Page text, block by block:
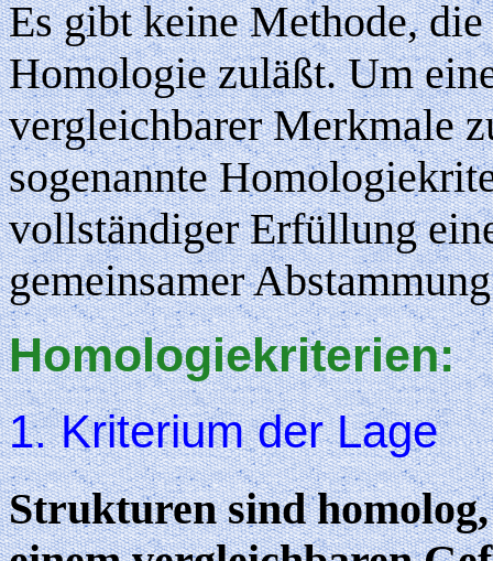
Es gibt keine Methode,
Homologie zuläßt. Um
vergleichbarer Merkmale
sogenannte
vollständiger Erfüllung
gemeinsamer
Homologiekriterien:
1. Kriterium der Lage
Strukturen sind